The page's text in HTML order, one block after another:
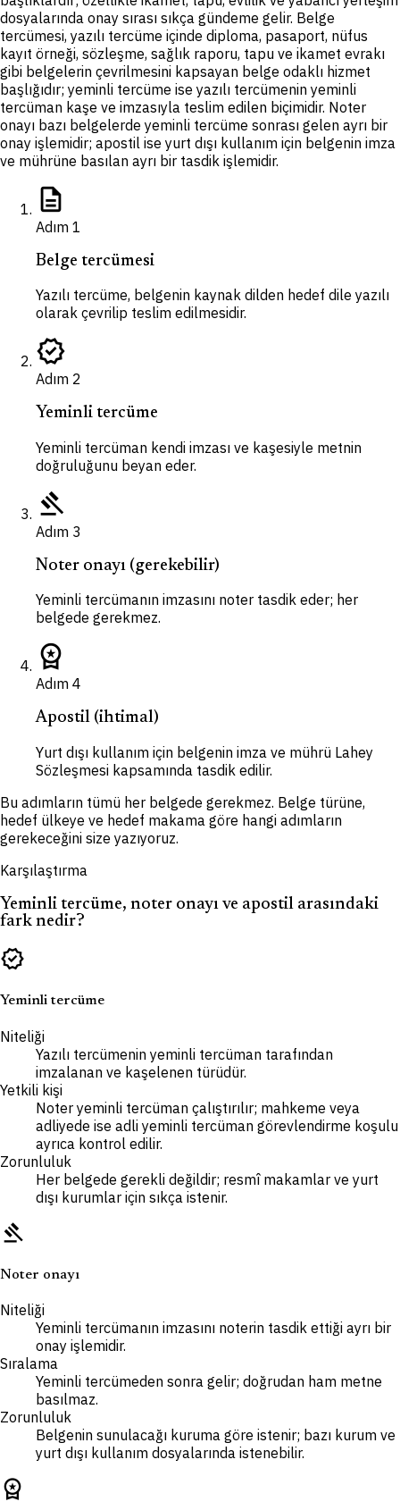
dosyalarında onay sırası sıkça gündeme gelir. Belge
tercümesi, yazılı tercüme içinde diploma, pasaport, nüfus
kayıt örneği, sözleşme, sağlık raporu, tapu ve ikamet evrakı
gibi belgelerin çevrilmesini kapsayan belge odaklı hizmet
başlığıdır; yeminli tercüme ise yazılı tercümenin yeminli
tercüman kaşe ve imzasıyla teslim edilen biçimidir. Noter
onayı bazı belgelerde yeminli tercüme sonrası gelen ayrı bir
onay işlemidir; apostil ise yurt dışı kullanım için belgenin imza
ve mührüne basılan ayrı bir tasdik işlemidir.
description
Adım 1
Belge tercümesi
Yazılı tercüme, belgenin kaynak dilden hedef dile yazılı
olarak çevrilip teslim edilmesidir.
verified
Adım 2
Yeminli tercüme
Yeminli tercüman kendi imzası ve kaşesiyle metnin
doğruluğunu beyan eder.
gavel
Adım 3
Noter onayı (gerekebilir)
Yeminli tercümanın imzasını noter tasdik eder; her
belgede gerekmez.
workspace_premium
Adım 4
Apostil (ihtimal)
Yurt dışı kullanım için belgenin imza ve mührü Lahey
Sözleşmesi kapsamında tasdik edilir.
Bu adımların tümü her belgede gerekmez. Belge türüne,
hedef ülkeye ve hedef makama göre hangi adımların
gerekeceğini size yazıyoruz.
Karşılaştırma
Yeminli tercüme, noter onayı ve apostil arasındaki
fark nedir?
verified
Yeminli tercüme
Niteliği
Yazılı tercümenin yeminli tercüman tarafından
imzalanan ve kaşelenen türüdür.
Yetkili kişi
Noter yeminli tercüman çalıştırılır; mahkeme veya
adliyede ise adli yeminli tercüman görevlendirme koşulu
ayrıca kontrol edilir.
Zorunluluk
Her belgede gerekli değildir; resmî makamlar ve yurt
dışı kurumlar için sıkça istenir.
gavel
Noter onayı
Niteliği
Yeminli tercümanın imzasını noterin tasdik ettiği ayrı bir
onay işlemidir.
Sıralama
Yeminli tercümeden sonra gelir; doğrudan ham metne
basılmaz.
Zorunluluk
Belgenin sunulacağı kuruma göre istenir; bazı kurum ve
yurt dışı kullanım dosyalarında istenebilir.
workspace_premium